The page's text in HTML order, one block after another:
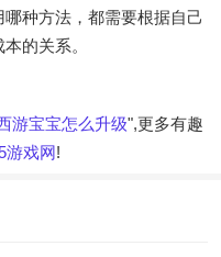
种方法，都需要根据自己
的关系。
游宝宝怎么升级",更多有趣
游戏网!